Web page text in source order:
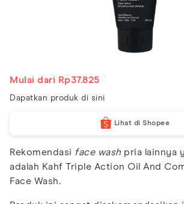
Mulai dari Rp37.825
Dapatkan produk di sini
Lihat di Shopee
Rekomendasi face wash pria lainnya
adalah Kahf Triple Action Oil And
Face Wash.